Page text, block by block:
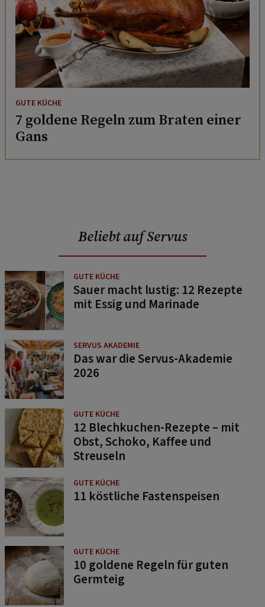
GUTE KÜCHE
7 goldene Regeln zum Braten einer
Gans
Beliebt auf Servus
GUTE KÜCHE
Sauer macht lustig: 12 Rezepte
mit Essig und Marinade
SERVUS AKADEMIE
Das war die Servus-Akademie
2026
GUTE KÜCHE
12 Blechkuchen-Rezepte – mit
Obst, Schoko, Kaffee und
Streuseln
GUTE KÜCHE
11 köstliche Fastenspeisen
GUTE KÜCHE
10 goldene Regeln für guten
Germteig